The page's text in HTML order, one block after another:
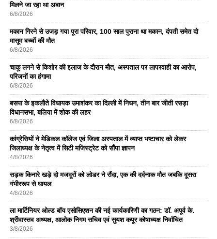
मिलने जा रहा था अबान
6/8/2026
मकान गिरने से उजड़ गया पूरा परिवार, 100 साल पुराना था मकान, दंपती समेत दो
मासूम बच्चों की मौत
6/8/2026
चाकू लगने से किशोर की इलाज के दौरान मौत, अस्पताल पर लापरवाही का आरोप,
परिजनों का हंगामा
6/8/2026
बसपा के इकलाैते विधायक उमाशंकर का दिल्ली में निधन, तीन बार जीती रसड़ा
विधानसभा, बलिया में शोक की लहर
6/8/2026
कांग्रेसियों ने मेडिकल कॉलेज एवं जिला अस्पताल में व्याप्त भष्टाचार को लेकर
जिलाध्यक्ष के नेतृत्व में सिटी मजिस्ट्रेट को सौंपा ज्ञापन
4/8/2026
सड़क किनारे खड़े दो मजदूरों को लोडर ने रौंदा, एक की दर्दनाक मौत जबकि दूसरा
गंभीररूप से घायल
4/8/2026
ला मार्टिनियर ओल्ड बॉय एसोसिएशन की नई कार्यकारिणी का गठन: डॉ. अपूर्व के.
श्रीवास्तव अध्यक्ष, आलोक निगम सचिव एवं सुयश कपूर कोषाध्यक्ष निर्वाचित
3/8/2026